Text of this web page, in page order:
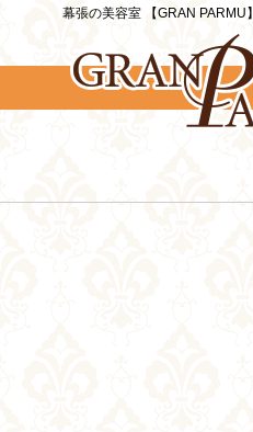
幕張の美容室 【GRAN PARMU】